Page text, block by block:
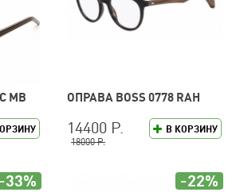
MB ОПРАВА BOSS 0778 RAH
В КОРЗИНУ
14400 Р.
18000 Р.
-33% -22%